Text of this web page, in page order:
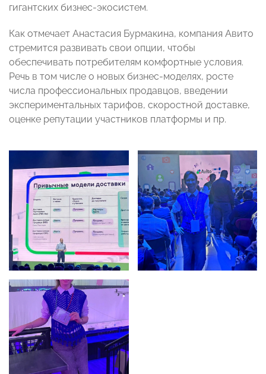
гигантских бизнес-экосистем.
Как отмечает Анастасия Бурмакина, компания Авито
стремится развивать свои опции, чтобы
обеспечивать потребителям комфортные условия.
Речь в том числе о новых бизнес-моделях, росте
числа профессиональных продавцов, введении
экспериментальных тарифов, скоростной доставке,
оценке репутации участников платформы и пр.